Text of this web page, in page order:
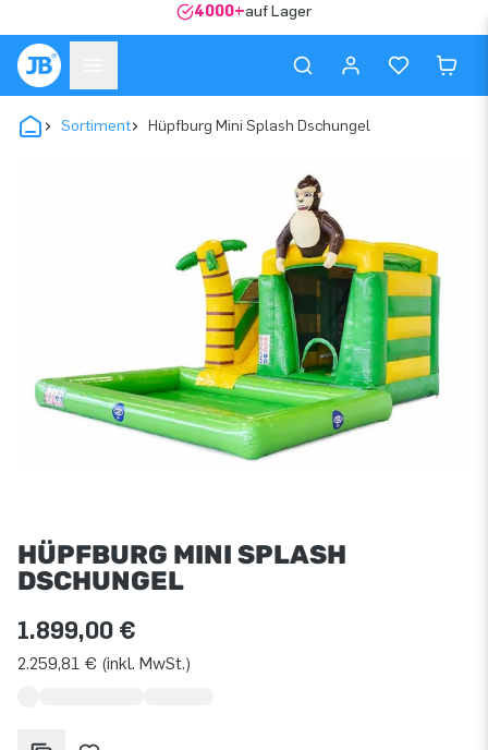
4000+auf Lager
Sortiment Hüpfburg Mini Splash Dschungel
HÜPFBURG MINI SPLASH
DSCHUNGEL
1.899,00 €
2.259,81 € (inkl. MwSt.)